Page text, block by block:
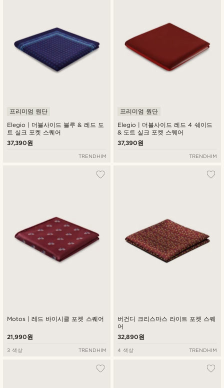
Elegio | 더블사이드 블루 & 레드 도
트 실크 포켓 스퀘어
프리미엄 원단
37,390원
TRENDHIM
Elegio | 더블사이드 레드 4 쉐이드
& 도트 실크 포켓 스퀘어
프리미엄 원단
37,390원
TRENDHIM
Motos | 레드 바이시클 포켓 스퀘어
21,990원
3 색상 TRENDHIM
버건디 크리스마스 라이트 포켓 스퀘
어
32,890원
4 색상 TRENDHIM